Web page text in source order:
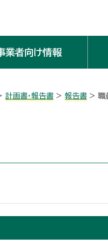
業者向け情報
計画書・報告書 > 報告書 > 職